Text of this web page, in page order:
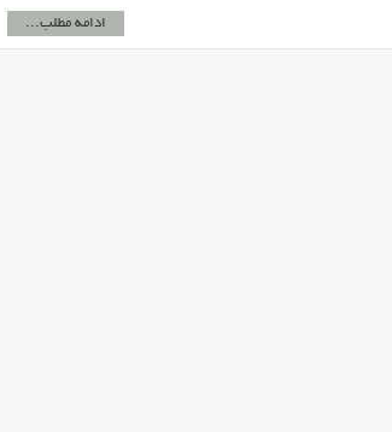
ادامه مطلب...